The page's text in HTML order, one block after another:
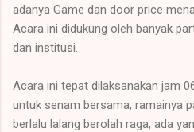
adanya Game dan door price
Acara ini didukung oleh banyak
dan institusi.
Acara ini tepat dilaksanakan jam
untuk senam bersama, ramainya
berlalu lalang berolah raga, ada